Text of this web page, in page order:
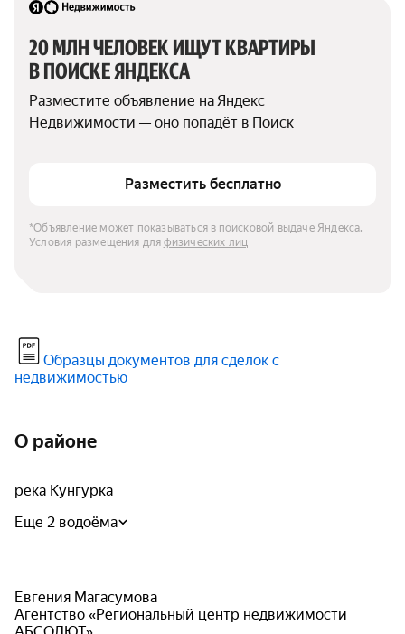
20 МЛН ЧЕЛОВЕК ИЩУТ КВАРТИРЫ
В ПОИСКЕ ЯНДЕКСА
Разместите объявление на Яндекс
Недвижимости — оно попадёт в Поиск
Разместить бесплатно
*Объявление может показываться в поисковой выдаче Яндекса.
Условия размещения для физических лиц
Образцы документов для сделок с
недвижимостью
О районе
река Кунгурка
Еще 2 водоёма
Евгения Магасумова
Агентство «Региональный центр недвижимости